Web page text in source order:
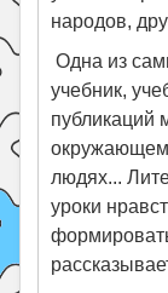
народов,
Одна из
учебник,
публикаций
окружающем
людях...
уроки